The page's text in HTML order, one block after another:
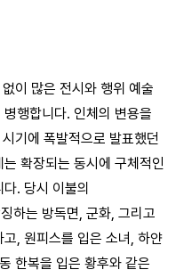
이 많은 전시와 행위 예술
행합니다. 인체의 변용을
기에 폭발적으로 발표했던
확장되는 동시에 구체적인
. 당시 이불의
하는 방독면, 군화, 그리고
, 원피스를 입은 소녀, 하얀
한복을 입은 황후와 같은